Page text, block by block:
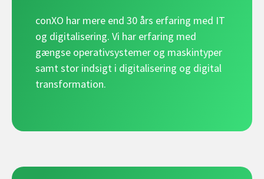
conXO har mere end 30 års erfaring med IT
og digitalisering. Vi har erfaring med
gængse operativsystemer og maskintyper
samt stor indsigt i digitalisering og digital
transformation.